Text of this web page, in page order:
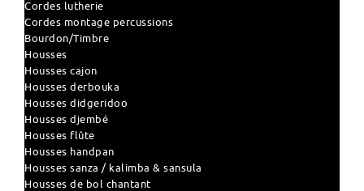
Cordes lutherie
Cordes montage percussions
Bourdon/Timbre
Housses
Housses cajon
Housses derbouka
Housses didgeridoo
Housses djembé
Housses flûte
Housses handpan
Housses sanza / kalimba & sansula
Housses de bol chantant